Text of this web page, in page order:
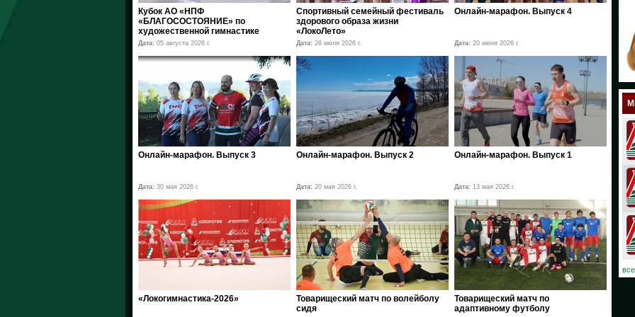
Кубок АО «НПФ
«БЛАГОСОСТОЯНИЕ» по
художественной гимнастике
Дата: 05 августа 2026 г.
Спортивный семейный фестиваль
здорового образа жизни
«ЛокоЛето»
Дата: 26 июля 2026 г.
Онлайн-марафон. Выпуск 4
Дата: 20 июня 2026 г.
Онлайн-марафон. Выпуск 3
Дата: 30 мая 2026 г.
Онлайн-марафон. Выпуск 2
Дата: 20 мая 2026 г.
Онлайн-марафон. Выпуск 1
Дата: 13 мая 2026 г.
«Локогимнастика-2026»
Товарищеский матч по волейболу
сидя
Товарищеский матч по
адаптивному футболу